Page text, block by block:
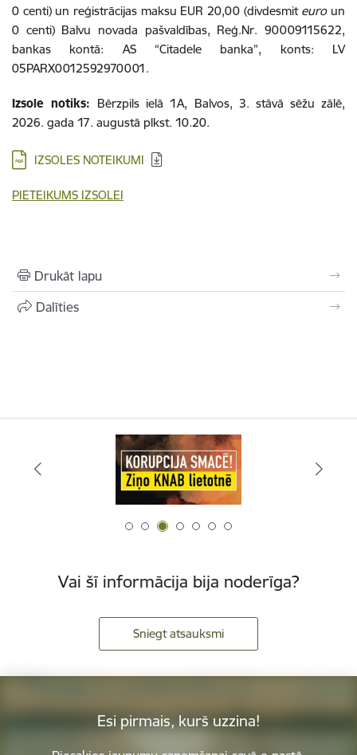
0 centi) un reģistrācijas maksu EUR 20,00 (divdesmit euroun
0 centi) Balvu novada pašvaldības, Reģ.Nr. 90009115622,
bankas kontā: AS “Citadele banka”, konts: LV
05PARX0012592970001.
Izsole notiks: Bērzpils ielā 1A, Balvos, 3. stāvā sēžu zālē,
2026. gada 17. augustā plkst. 10.20.
IZSOLES NOTEIKUMI
PIETEIKUMS IZSOLEI
Drukāt lapu
Dalīties
Vai šī informācija bija noderīga?
Sniegt atsauksmi
Esi pirmais, kurš uzzina!